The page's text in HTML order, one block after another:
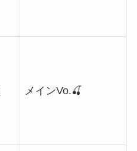
メインVo.🍒